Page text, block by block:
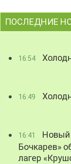
ПОСЛЕДНИЕ
16:54
16:49
16:41
Новый
Бочкарев»
лагер